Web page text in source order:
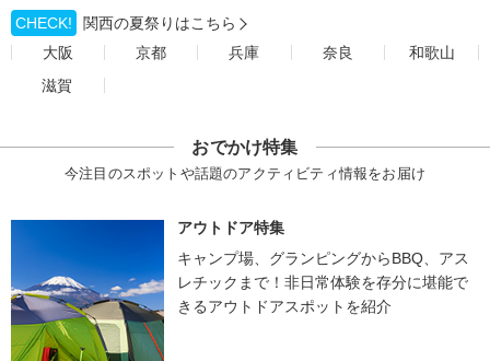
CHECK!
関西の夏祭りはこちら
大阪
京都 兵庫 奈良
和歌山
滋賀
おでかけ特集
今注目のスポットや話題のアクティビティ情報をお届け
アウトドア特集
キャンプ場、グランピングからBBQ、アス
レチックまで！非日常体験を存分に堪能で
きるアウトドアスポットを紹介